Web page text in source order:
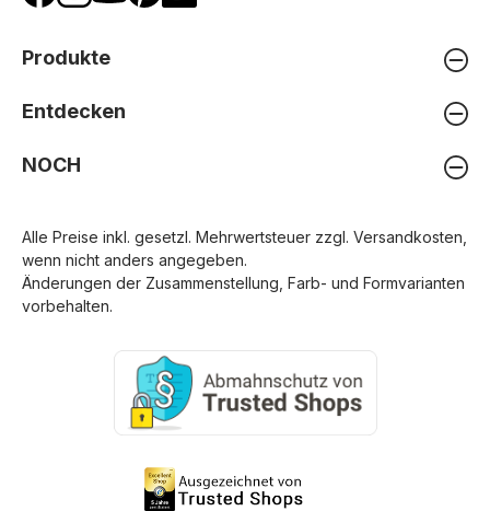
Produkte
Entdecken
NOCH
Alle Preise inkl. gesetzl. Mehrwertsteuer zzgl. Versandkosten
wenn nicht anders angegeben.
Änderungen der Zusammenstellung, Farb- und Formvarianten
vorbehalten.